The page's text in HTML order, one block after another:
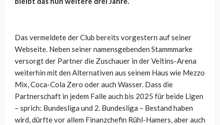
Das vermeldete der Club bereits vorgestern auf seiner
Webseite. Neben seiner namensgebenden Stammmarke
versorgt der Partner die Zuschauer in der Veltins-Arena
weiterhin mit den Alternativen aus seinem Haus wie Mezzo
Mix, Coca-Cola Zero oder auch Wasser. Dass die
Partnerschaft in jedem Falle auch bis 2025 für beide Ligen
– sprich: Bundesliga und 2. Bundesliga – Bestand haben
wird, dürfte vor allem Finanzchefin Rühl-Hamers, aber auch